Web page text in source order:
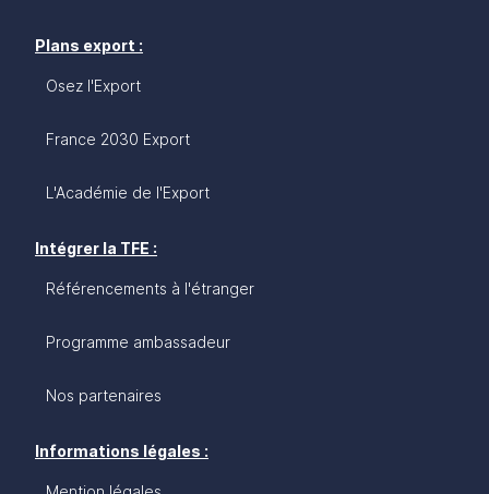
Plans export :
Osez l'Export
France 2030 Export
L'Académie de l'Export
Intégrer la TFE :
Référencements à l'étranger
Programme ambassadeur
Nos partenaires
Informations légales :